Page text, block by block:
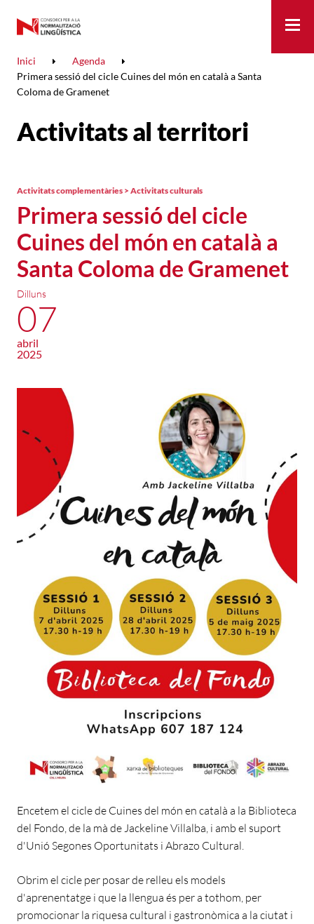
Inici
Agenda
Primera sessió del cicle Cuines del món en català a Santa
Coloma de Gramenet
Activitats al territori
Primera sessió del cicle
Cuines del món en català a
Santa Coloma de Gramenet
Activitats complementàries > Activitats culturals
Dilluns
07
abril
2025
Encetem el cicle de Cuines del món en català a la Biblioteca
del Fondo, de la mà de Jackeline Villalba, i amb el suport
d'Unió Segones Oportunitats i Abrazo Cultural.
Obrim el cicle per posar de relleu els models
d'aprenentatge i que la llengua és per a tothom, per
promocionar la riquesa cultural i gastronòmica a la ciutat i